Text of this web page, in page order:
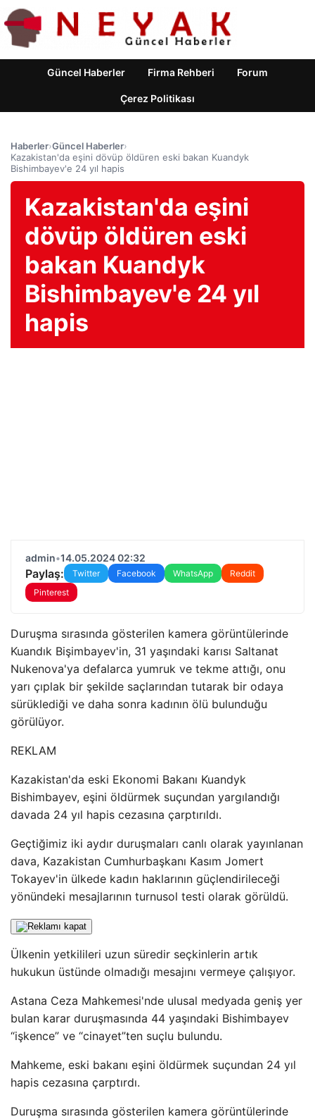
Güncel Haberler Firma Rehberi Forum
Çerez Politikası
Haberler›Güncel Haberler›
Kazakistan'da eşini dövüp öldüren eski bakan Kuandyk
Bishimbayev'e 24 yıl hapis
Kazakistan'da eşini
dövüp öldüren eski
bakan Kuandyk
Bishimbayev'e 24 yıl
hapis
admin•14.05.2024 02:32
Paylaş: Twitter Facebook WhatsApp
Reddit
Pinterest
Duruşma sırasında gösterilen kamera görüntülerinde
Kuandık Bişimbayev'in, 31 yaşındaki karısı Saltanat
Nukenova'ya defalarca yumruk ve tekme attığı, onu
yarı çıplak bir şekilde saçlarından tutarak bir odaya
sürüklediği ve daha sonra kadının ölü bulunduğu
görülüyor.
REKLAM
Kazakistan'da eski Ekonomi Bakanı Kuandyk
Bishimbayev, eşini öldürmek suçundan yargılandığı
davada 24 yıl hapis cezasına çarptırıldı.
Geçtiğimiz iki aydır duruşmaları canlı olarak yayınlanan
dava, Kazakistan Cumhurbaşkanı Kasım Jomert
Tokayev'in ülkede kadın haklarının güçlendirileceği
yönündeki mesajlarının turnusol testi olarak görüldü.
Ülkenin yetkilileri uzun süredir seçkinlerin artık
hukukun üstünde olmadığı mesajını vermeye çalışıyor.
Astana Ceza Mahkemesi'nde ulusal medyada geniş yer
bulan karar duruşmasında 44 yaşındaki Bishimbayev
“işkence” ve “cinayet”ten suçlu bulundu.
Mahkeme, eski bakanı eşini öldürmek suçundan 24 yıl
hapis cezasına çarptırdı.
Duruşma sırasında gösterilen kamera görüntülerinde